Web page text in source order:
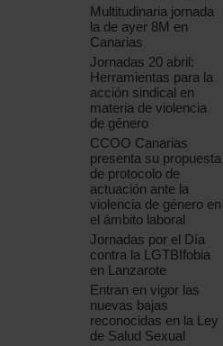
Multitudinaria jornada
la de ayer 8M en
Canarias
Jornadas 20 abril:
Herramientas para la
acción sindical en
materia de violencia
de género
CCOO Canarias
presenta su propuesta
de protocolo de
actuación ante la
violencia de género en
el ámbito laboral
Jornadas por el Día
contra la LGTBIfobia
en Lanzarote
Entran en vigor las
nuevas bajas
reconocidas en la Ley
de Salud Sexual